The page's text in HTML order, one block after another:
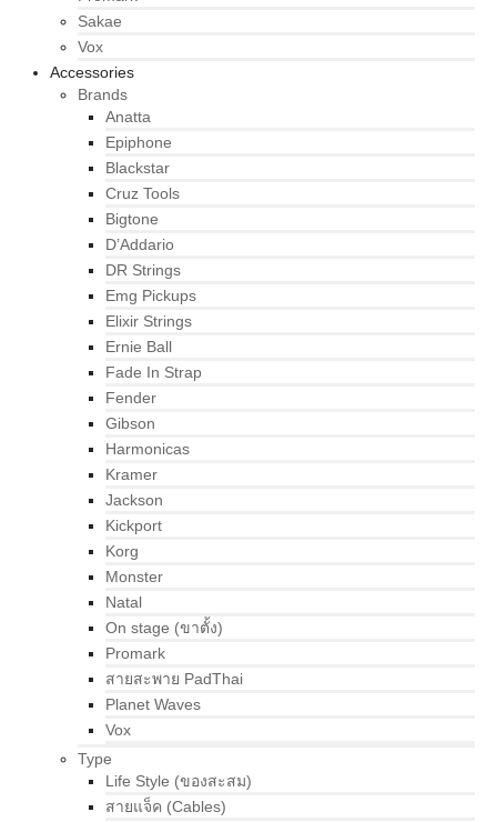
Sakae
Vox
Accessories
Brands
Anatta
Epiphone
Blackstar
Cruz Tools
Bigtone
D’Addario
DR Strings
Emg Pickups
Elixir Strings
Ernie Ball
Fade In Strap
Fender
Gibson
Harmonicas
Kramer
Jackson
Kickport
Korg
Monster
Natal
On stage (ขาตั้ง)
Promark
สายสะพาย PadThai
Planet Waves
Vox
Type
Life Style (ของสะสม)
สายแจ็ค (Cables)